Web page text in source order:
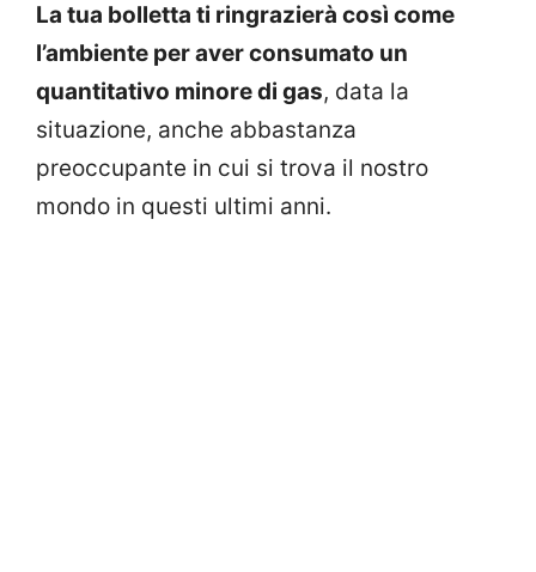
La tua bolletta ti ringrazierà così come
l’ambiente per aver consumato un
quantitativo minore di gas, data la
situazione, anche abbastanza
preoccupante in cui si trova il nostro
mondo in questi ultimi anni.